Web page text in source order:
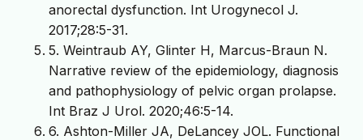
anorectal dysfunction. Int Urogynecol J.
2017;28:5-31.
5. Weintraub AY, Glinter H, Marcus-Braun N.
Narrative review of the epidemiology, diagnosis
and pathophysiology of pelvic organ prolapse.
Int Braz J Urol. 2020;46:5-14.
6. Ashton-Miller JA, DeLancey JOL. Functional